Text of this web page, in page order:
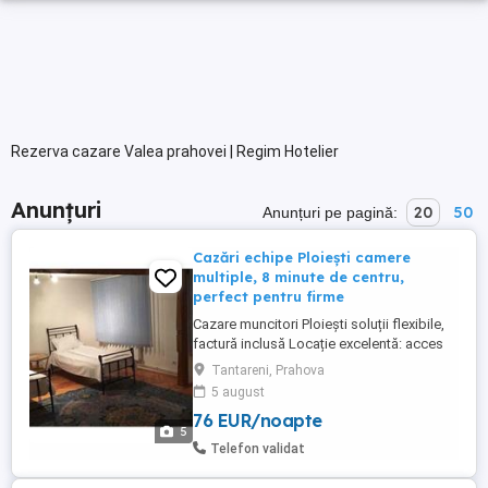
Rezerva cazare Valea prahovei | Regim Hotelier
Anunțuri Anunțuri pe pagină: 20 50
5
Cazări echipe Ploiești camere
multiple, 8 minute de centru,
perfect pentru firme
Cazare muncitori Ploiești soluții flexibile,
factură inclusă Locație excelentă: acces
rapid către centre comerciale, rafinării și
zone industriale din Ploiești Apartament în
vilă capacitate mare 4 camere | până la 11
persoane 1 baie, bucătărie complet utilată
TV, balcon, grătar ...
Tantareni, Prahova
5 august
76 EUR/noapte
Telefon validat